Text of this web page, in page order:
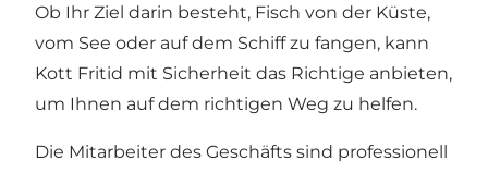
Ob Ihr Ziel darin besteht, Fisch von der Küste,
vom See oder auf dem Schiff zu fangen, kann
Kott Fritid mit Sicherheit das Richtige anbieten,
um Ihnen auf dem richtigen Weg zu helfen.
Die Mitarbeiter des Geschäfts sind professionell